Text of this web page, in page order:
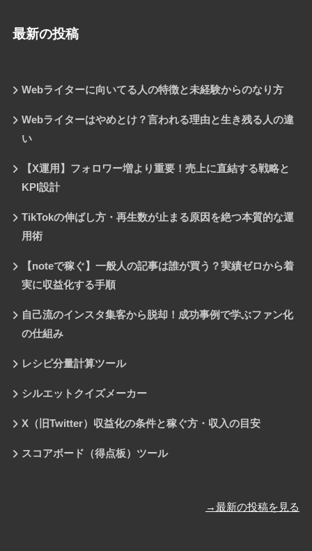
最新の投稿
Webライターに向いてる人の特徴と未経験からのなり方
Webライターはやめとけ？言われる理由と生き残る人の違
い
【X運用】フォロワー増より重要！売上に直結する戦略と
KPI設計
TikTokの伸ばし方・再生数が止まる原因を絶つ本質的な運
用術
【noteで稼ぐ】一般人の記事は誰が買う？実績ゼロから着
実に収益化する手順
自己流のインスタ集客から脱却！成功事例で学ぶファン化
の仕組み
レシピ分量計算ツール
シルエットクイズメーカー
X（旧Twitter）収益化の条件と稼ぐ方・収入の目安
スコアボード（得点板）ツール
→最新の投稿を見る